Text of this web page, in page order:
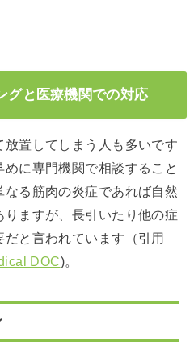
グと医療機関での対応
放置してしまう人も多いです
に専門機関で相談すること
る筋肉の炎症であれば自然
ますが、長引いたり他の症
と言われています（引用
DOC)。